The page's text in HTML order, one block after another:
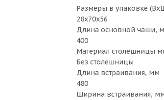
Размеры в упаковке
28x70x56
Длина основной чаши,
400
Материал столешницы
Без столешницы
Длина встраивания, мм
480
Ширина встраивания,